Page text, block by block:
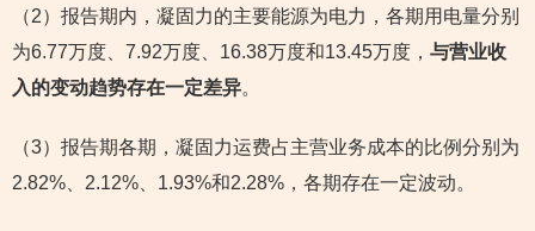
（2）报告期内，凝固力的主要能源为电力，各期用电量分别
为6.77万度、7.92万度、16.38万度和13.45万度， 与营业收
入的变动趋势存在一定差异。
（3）报告期各期，凝固力运费占主营业务成本的比例分别为
2.82%、2.12%、1.93%和2.28%，各期存在一定波动。